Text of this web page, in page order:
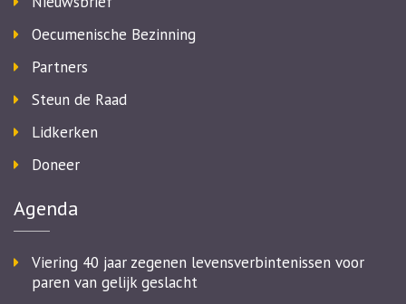
Oecumenische Bezinning
Partners
Steun de Raad
Lidkerken
Doneer
Agenda
Viering 40 jaar zegenen levensverbintenissen voor
paren van gelijk geslacht